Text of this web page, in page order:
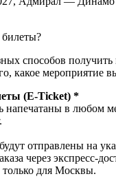
способов
какое мероприятие
(E-Ticket) *
напечатаны в любом
отправлены на
через экспресс-
только для Москвы.